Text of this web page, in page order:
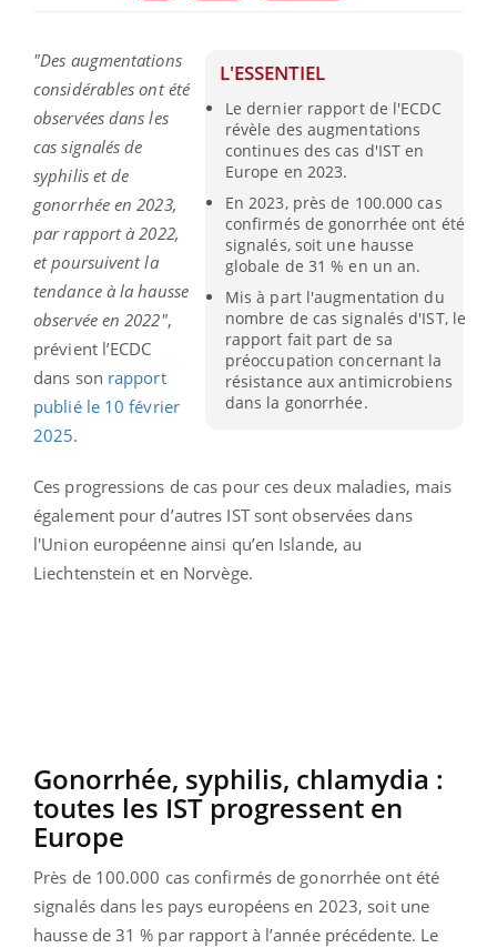
L'ESSENTIEL
Le dernier rapport de l'ECDC
révèle des augmentations
continues des cas d'IST en
Europe en 2023.
En 2023, près de 100.000 cas
confirmés de gonorrhée ont été
signalés, soit une hausse
globale de 31 % en un an.
Mis à part l'augmentation du
nombre de cas signalés d'IST, le
rapport fait part de sa
préoccupation concernant la
résistance aux antimicrobiens
dans la gonorrhée.
"Des augmentations
considérables ont été
observées dans les
cas signalés de
syphilis et de
gonorrhée en 2023,
par rapport à 2022,
et poursuivent la
tendance à la hausse
observée en 2022",
prévient l’ECDC
dans son rapport
publié le 10 février
2025.
Ces progressions de cas pour ces deux maladies, mais
également pour d’autres IST sont observées dans
l'Union européenne ainsi qu’en Islande, au
Liechtenstein et en Norvège.
Gonorrhée, syphilis, chlamydia :
toutes les IST progressent en
Europe
Près de 100.000 cas confirmés de gonorrhée ont été
signalés dans les pays européens en 2023, soit une
hausse de 31 % par rapport à l’année précédente. Le